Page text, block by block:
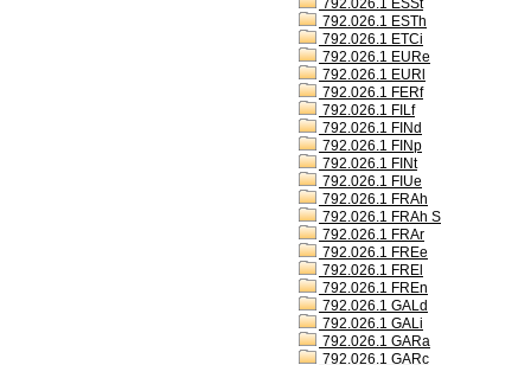
792.026.1 ESSt
792.026.1 ESTh
792.026.1 ETCi
792.026.1 EURe
792.026.1 EURl
792.026.1 FERf
792.026.1 FILf
792.026.1 FINd
792.026.1 FINp
792.026.1 FINt
792.026.1 FIUe
792.026.1 FRAh
792.026.1 FRAh S
792.026.1 FRAr
792.026.1 FREe
792.026.1 FREl
792.026.1 FREn
792.026.1 GALd
792.026.1 GALi
792.026.1 GARa
792.026.1 GARc